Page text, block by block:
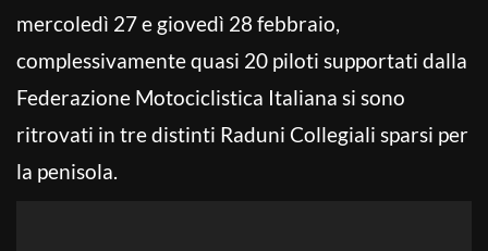
mercoledì 27 e giovedì 28 febbraio,
complessivamente quasi 20 piloti supportati dalla
Federazione Motociclistica Italiana si sono
ritrovati in tre distinti Raduni Collegiali sparsi per
la penisola.